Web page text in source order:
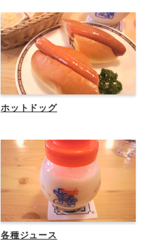
ホットドッグ
各種ジュース